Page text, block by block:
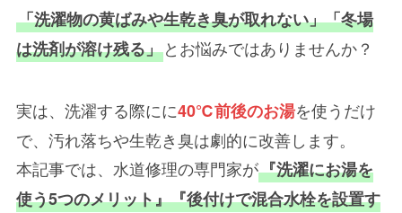
「洗濯物の黄ばみや生乾き臭が取れない」「冬場
は洗剤が溶け残る」とお悩みではありませんか？
実は、洗濯する際にに40℃前後のお湯を使うだけ
で、汚れ落ちや生乾き臭は劇的に改善します。
本記事では、水道修理の専門家が『洗濯にお湯を
使う5つのメリット』『後付けで混合水栓を設置す